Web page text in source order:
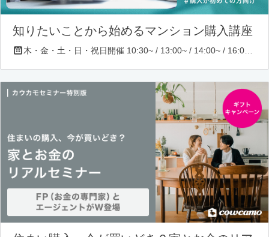
知りたいことから始めるマンション購入講座